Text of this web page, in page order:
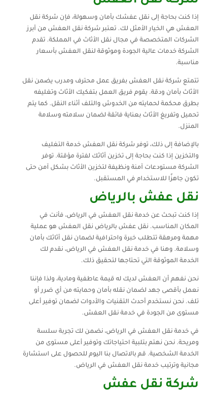
إذا كنت بحاجة إلى نقل عفشك بأمان وسهولة، فإن شركة نقل
العفش هي الخيار الأمثل لك. تعتبر شركة نقل العفش من أبرز
الشركات المتخصصة في مجال نقل الأثاث في المملكة. تقدم
الشركة خدمات عالية الجودة وموثوقة لنقل العفش بأسعار
مناسبة.
تتمتع شركة نقل العفش بفريق عمل محترف ومدرب يضمن نقل
الأثاث بأمان ودقة. يقوم فريق العمل بتفكيك الأثاث وتغليفه
بطرق محكمة لحمايته من الخدوش والتلف أثناء النقل. كما يتم
تحميل وتفريغ الأثاث بعناية فائقة لضمان سلامته وسلامة
المنزل.
بالإضافة إلى ذلك، توفر شركة نقل العفش خدمة التغليف
والتخزين إذا كنت بحاجة إلى تخزين أثاثك لفترة مؤقتة. توفر
الشركة مستودعات آمنة ونظيفة لتخزين الأثاث بشكل آمن حتى
تكون جاهزًا للاستخدام في المستقبل.
نقل عفش بالرياض
إذا كنت تبحث عن خدمة نقل العفش في الرياض، فأنت في
المكان المناسب. نقل عفش بالرياض نقل العفش هو عملية
مهمة ومرهقة تتطلب خبرة واحترافية لضمان نقل أثاثك بأمان
وسلامة. وهنا في خدمة نقل العفش في الرياض، نقدم لك
الخدمة الموثوقة التي تحتاجها لتحقيق ذلك.
نحن نفهم أن العفش لديك له قيمة عاطفية ومادية، ولذا فإننا
نعمل بأقصى جهد لضمان نقله بأمان وحمايته من أي ضرر أو
تلف. نحن نستخدم أحدث التقنيات والأدوات لضمان توفير أعلى
مستوى من الجودة في خدمة نقل العفش.
في خدمة نقل العفش في الرياض، نضمن لك تجربة سلسة
ومريحة. نحن نهتم بتلبية احتياجاتك وتوفير أعلى مستوى من
الخدمة الشخصية. قم بالاتصال بنا اليوم للحصول على استشارة
مجانية وترتيب خدمة نقل العفش في الرياض.
شركة نقل عفش